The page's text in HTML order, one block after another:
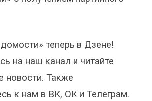
теперь в Дзене!
на наш канал и читайте
новости. Также
к нам в ВК, ОК и Телеграм.